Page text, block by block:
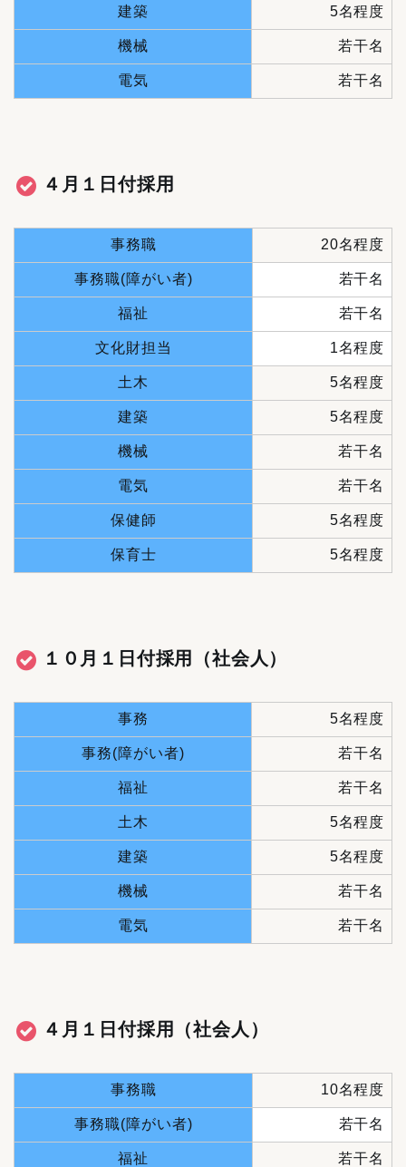
建築 5名程度
機械 若干名
電気 若干名
４月１日付採用
事務職 20名程度
事務職(障がい者) 若干名
福祉 若干名
文化財担当 1名程度
土木 5名程度
建築 5名程度
機械 若干名
電気 若干名
保健師 5名程度
保育士 5名程度
１０月１日付採用（社会人）
事務 5名程度
事務(障がい者) 若干名
福祉 若干名
土木 5名程度
建築 5名程度
機械 若干名
電気 若干名
４月１日付採用（社会人）
事務職 10名程度
事務職(障がい者) 若干名
福祉 若干名